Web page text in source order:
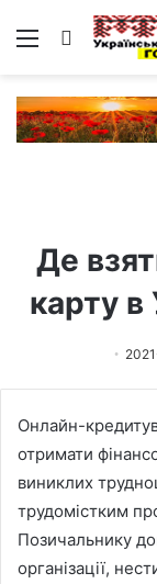
Меню Пошук
Де
карту в
Онлайн-
отримати
виниклих
трудомістким
Позичальнику
організації,